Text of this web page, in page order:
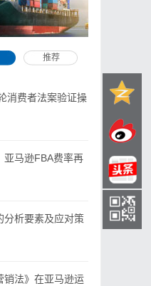
推荐
消费者法案验证操
亚马逊FBA费率再
分析要素及应对策
销法》在亚马逊运